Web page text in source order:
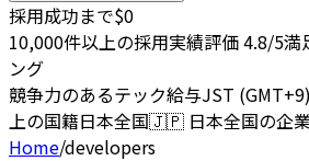
採用成功まで$0
10,000件以上の採用実績評価 4.8/5満
ング
競争力のあるテック給与JST
上の国籍日本全国🇯🇵 日本全国の企
Home/developers